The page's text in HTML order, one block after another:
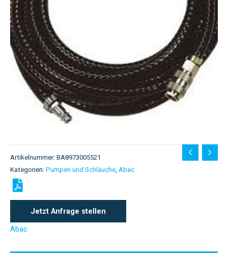
Artikelnummer: BA8973005521
Kategorien: Pumpen und Schläuche, Abac
Jetzt Anfrage stellen
Abac